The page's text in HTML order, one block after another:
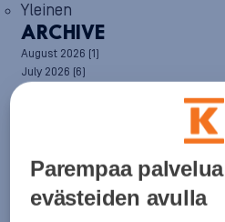
Yleinen
ARCHIVE
August 2026 (1)
July 2026 (6)
February 2026(5)
January 2026(6)
December 2025 (8)
Parempaa palvelua
evästeiden avulla